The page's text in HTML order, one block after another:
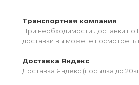
Транспортная компания
При необходимости доставки по
доставки вы можете посмотреть
Доставка Яндекс
Доставка Яндекс (посылка до